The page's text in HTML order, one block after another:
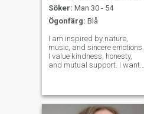
Söker: Man 30 - 54
Ögonfärg: Blå
I am inspired by nature,
music, and sincere emotions.
I value kindness, honesty,
and mutual support. I want
partner.